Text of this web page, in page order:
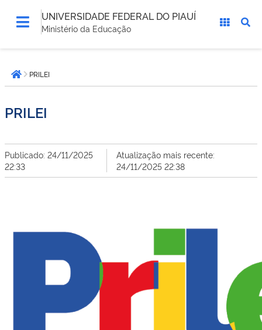
UNIVERSIDADE FEDERAL DO PIAUÍ
Ministério da Educação
está
aqui:Página inicial
PRILEI
PRILEI
Publicado: 24/11/2025
22:33
Atualização mais recente:
24/11/2025 22:38